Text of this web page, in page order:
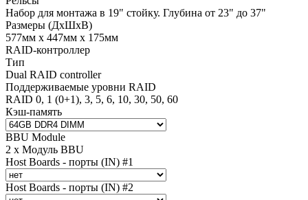
Набор для монтажа в 19" стойку. Глубина от 23" до 37"
Размеры (ДхШхВ)
577мм х 447мм х 175мм
RAID-контроллер
Тип
Dual RAID controller
Поддерживаемые уровни RAID
RAID 0, 1 (0+1), 3, 5, 6, 10, 30, 50, 60
Кэш-память
BBU Module
2 x Модуль BBU
Host Boards - порты (IN) #1
Host Boards - порты (IN) #2